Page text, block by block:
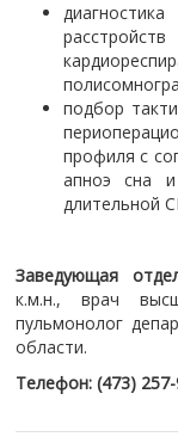
подбор
профиля с
апноэ сна
длительной
Заведующая
к.м.н., врач
пульмонолог
области.
Телефон: (473)